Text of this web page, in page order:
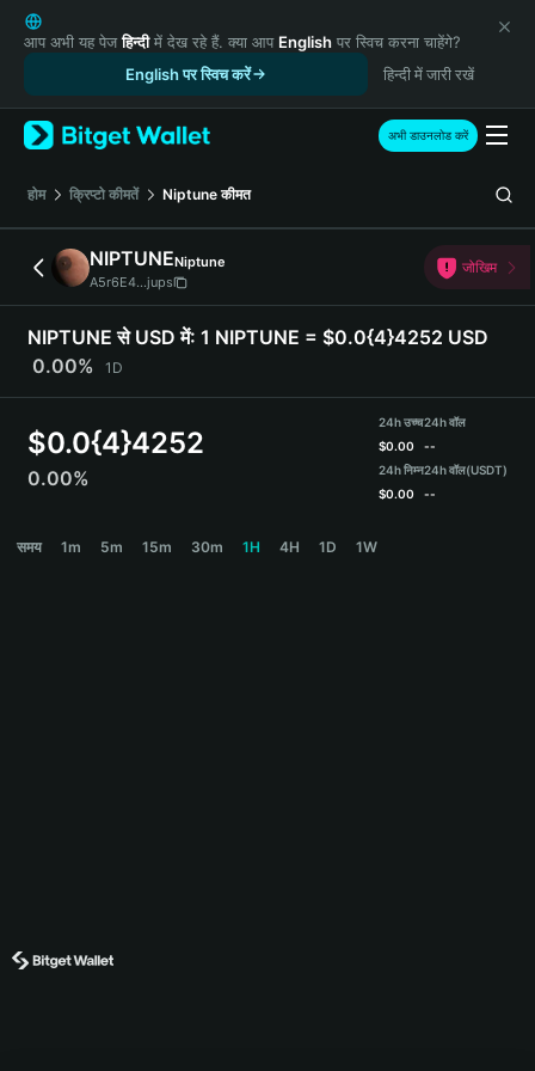
English
日本語
Русский
Español (Latinoamérica)
Türkçe
Italiano
Deutsch
简体中文
繁體中文
Português (Portugal)
Bahasa Indonesia
Español
आप अभी यह पेजहिन्दीमें देख रहे हैं. क्या आप English पर स्विच करना चाहेंगे?
English पर स्विच करें
हिन्दी में जारी रखें
अभी डाउनलोड करें
होम क्रिप्टो कीमतें Niptune कीमत
NIPTUNENiptune
A5r6E4...jups
जोखिम
NIPTUNE से USD में: 1 NIPTUNE = $0.0{4}4252 USD
0.00%
1D
$0.0{4}4252
0.00%
24h उच्च
$0.00
24h निम्न
$0.00
24h वॉल
--
24h वॉल(USDT)
--
समय 1m 5m 15m 30m 1H 4H 1D 1W